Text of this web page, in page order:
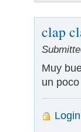
clap
Muy
un
Login